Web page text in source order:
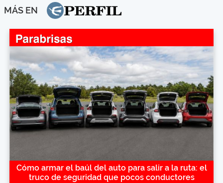
MÁS EN
Cómo armar el baúl del auto para salir a la ruta: el
truco de seguridad que pocos conductores